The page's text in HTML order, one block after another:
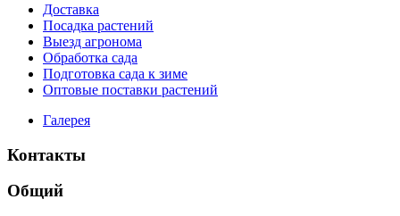
Доставка
Посадка растений
Выезд агронома
Обработка сада
Подготовка сада к зиме
Оптовые поставки растений
Галерея
Контакты
Общий